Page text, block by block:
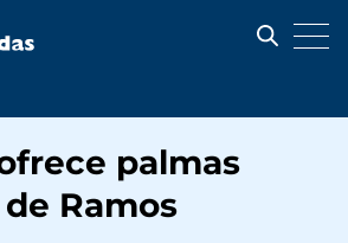
palmas
Ramos